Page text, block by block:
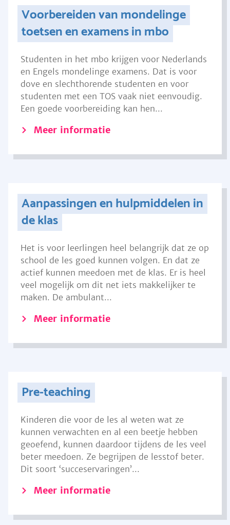
Voorbereiden van mondelinge
toetsen en examens in mbo
Studenten in het mbo krijgen voor Nederlands
en Engels mondelinge examens. Dat is voor
dove en slechthorende studenten en voor
studenten met een TOS vaak niet eenvoudig.
Een goede voorbereiding kan hen...
Meer informatie
Aanpassingen en hulpmiddelen in
de klas
Het is voor leerlingen heel belangrijk dat ze op
school de les goed kunnen volgen. En dat ze
actief kunnen meedoen met de klas. Er is heel
veel mogelijk om dit net iets makkelijker te
maken. De ambulant...
Meer informatie
Pre-teaching
Kinderen die voor de les al weten wat ze
kunnen verwachten en al een beetje hebben
geoefend, kunnen daardoor tijdens de les veel
beter meedoen. Ze begrijpen de lesstof beter.
Dit soort ‘succeservaringen’...
Meer informatie